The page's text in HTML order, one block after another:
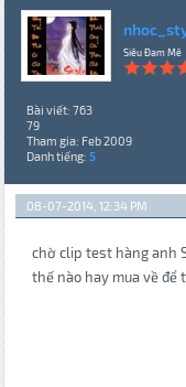
Siêu Đam Mê
Bài viết: 763
79
Tham gia: Feb 2009
Danh tiếng: 5
08-07-2014, 12:34 PM
chờ clip test hàng anh
thế nào hay mua về để